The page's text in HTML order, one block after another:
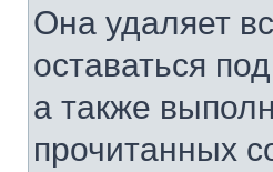
Она удаляет
оставаться
а также
прочитанных